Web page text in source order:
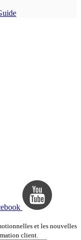
et les nouvelles
client.